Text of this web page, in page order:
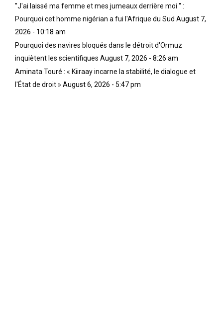
''J'ai laissé ma femme et mes jumeaux derrière moi '' :
Pourquoi cet homme nigérian a fui l'Afrique du Sud August 7,
2026 - 10:18 am
Pourquoi des navires bloqués dans le détroit d'Ormuz
inquiètent les scientifiques August 7, 2026 - 8:26 am
Aminata Touré : « Kiiraay incarne la stabilité, le dialogue et
l'État de droit » August 6, 2026 - 5:47 pm